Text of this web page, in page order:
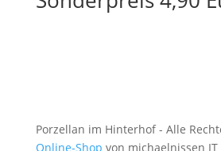
Porzellan im Hinterhof - Alle
Online-Shop von michaelnissen IT